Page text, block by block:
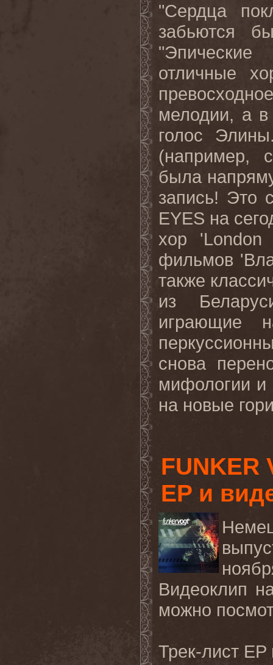
"Сердца
забьются
"Эпические
отличные
мелодии, а
голос
была
запись! Это
EYES на
хор 'London
фильмов
также
из
играющие
снова
мифологии и
на новые
EP и
Видеоклип
можно
Трек-лист EP